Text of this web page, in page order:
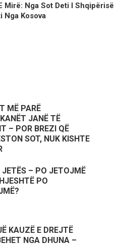
Mirë: Nga Sot Deti I Shqipërisë
Nga Kosova
MË PARË
JANË TË
– POR BREZI QË
SOT, NUK KISHTE
JETËS – PO JETOJMË
PO
KAUZË E DREJTË
NGA DHUNA –